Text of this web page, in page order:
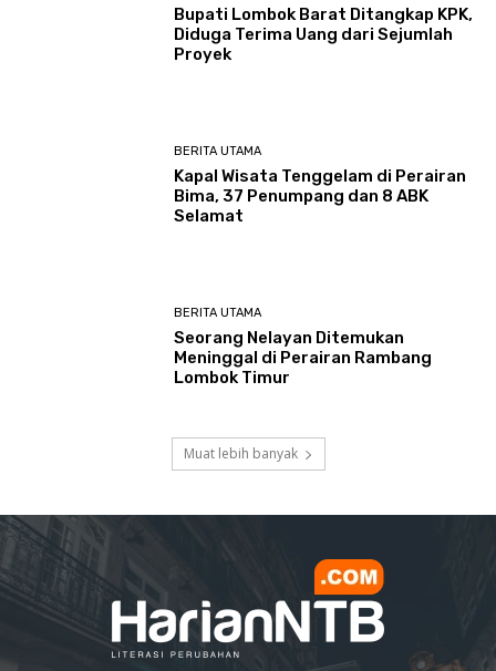
Bupati Lombok Barat Ditangkap KPK,
Diduga Terima Uang dari Sejumlah
Proyek
BERITA UTAMA
Kapal Wisata Tenggelam di Perairan
Bima, 37 Penumpang dan 8 ABK
Selamat
BERITA UTAMA
Seorang Nelayan Ditemukan
Meninggal di Perairan Rambang
Lombok Timur
Muat lebih banyak